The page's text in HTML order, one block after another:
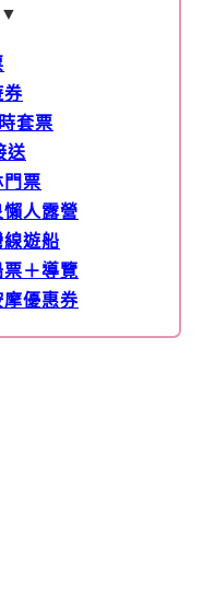
▼
券
套票
送
門票
人露營
遊船
＋導覽
摩優惠券